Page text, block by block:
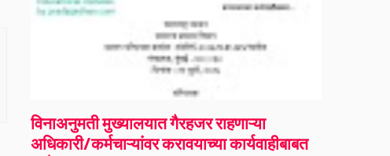
विनाअनुमती मुख्यालयात गैरहजर राहणाऱ्या
अधिकारी/कर्मचाऱ्यांवर करावयाच्या कार्यवाहीबाबत